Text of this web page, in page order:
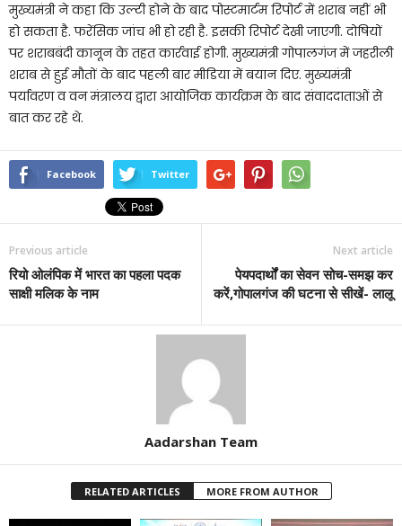
मुख्यमंत्री ने कहा कि उल्टी होने के बाद पोस्टमार्टम रिपोर्ट में शराब नहीं भी
हो सकता है. फरेंसिक जांच भी हो रही है. इसकी रिपोर्ट देखी जाएगी. दोषियों
पर शराबबंदी कानून के तहत कार्रवाई होगी. मुख्यमंत्री गोपालगंज में जहरीली
शराब से हुई मौतों के बाद पहली बार मीडिया में बयान दिए. मुख्यमंत्री
पर्यावरण व वन मंत्रालय द्वारा आयोजिक कार्यक्रम के बाद संवाददाताओं से
बात कर रहे थे.
Facebook Twitter
Previous article
रियो ओलंपिक में भारत का पहला पदक
साक्षी मलिक के नाम
Next article
पेयपदार्थों का सेवन सोच-समझ कर
करें,गोपालगंज की घटना से सीखें- लालू
Aadarshan Team
RELATED ARTICLES MORE FROM AUTHOR